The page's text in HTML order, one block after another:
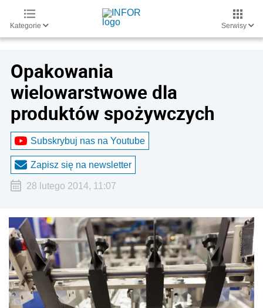
Kategorie Serwisy
Opakowania
wielowarstwowe dla
produktów spożywczych
Subskrybuj nas na Youtube
Zapisz się na newsletter
28 lutego 2014, 11:07